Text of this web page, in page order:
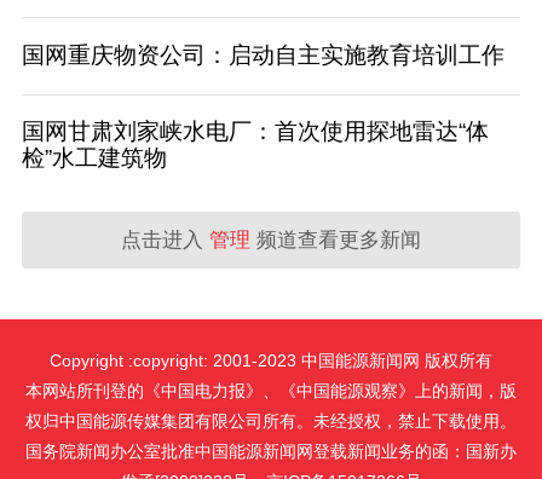
国网重庆物资公司：启动自主实施教育培训工作
国网甘肃刘家峡水电厂：首次使用探地雷达“体
检”水工建筑物
点击进入 管理 频道查看更多新闻
Copyright :copyright: 2001-2023 中国能源新闻网 版权所有
本网站所刊登的《中国电力报》、《中国能源观察》上的新闻，版
权归中国能源传媒集团有限公司所有。未经授权，禁止下载使用。
国务院新闻办公室批准中国能源新闻网登载新闻业务的函：国新办